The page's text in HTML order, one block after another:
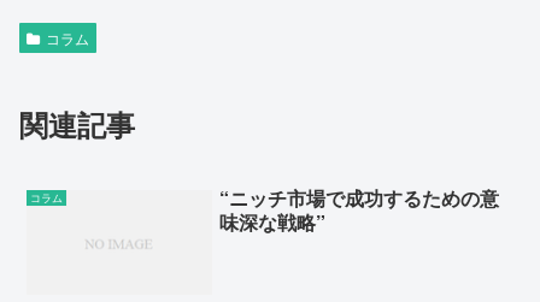
コラム
関連記事
コラム
“ニッチ市場で成功するための意
味深な戦略”